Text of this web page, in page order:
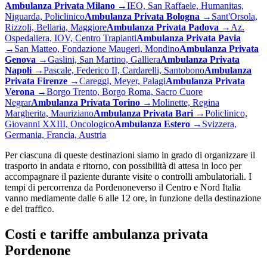
Ambulanza Privata Milano →IEO, San Raffaele, Humanitas,
Niguarda, PoliclinicoAmbulanza Privata Bologna → Sant'Orsola,
Rizzoli, Bellaria, MaggioreAmbulanza Privata Padova → Az.
Ospedaliera, IOV, Centro TrapiantiAmbulanza Privata Pavia
→ San Matteo, Fondazione Maugeri, MondinoAmbulanza Privata
Genova →Gaslini, San Martino, GallieraAmbulanza Privata
Napoli →Pascale, Federico II, Cardarelli, SantobonoAmbulanza
Privata Firenze →Careggi, Meyer, PalagiAmbulanza Privata
Verona →Borgo Trento, Borgo Roma, Sacro Cuore
NegrarAmbulanza Privata Torino →Molinette, Regina
Margherita, MaurizianoAmbulanza Privata Bari →Policlinico,
Giovanni XXIII, OncologicoAmbulanza Estero → Svizzera,
Germania, Francia, Austria
Per ciascuna di queste destinazioni siamo in grado di organizzare il
trasporto in andata e ritorno, con possibilità di attesa in loco per
accompagnare il paziente durante visite o controlli ambulatoriali. I
tempi di percorrenza da Pordenoneverso il Centro e Nord Italia
vanno mediamente dalle 6 alle 12 ore, in funzione della destinazione
e del traffico.
Costi e tariffe ambulanza privata
Pordenone